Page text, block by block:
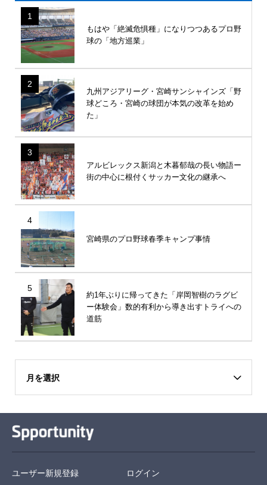
1
もはや「絶滅危惧種」になりつつあるプロ野
球の「地方巡業」
2
九州アジアリーグ・宮崎サンシャインズ「野
球どころ・宮崎の球団が本気の改革を始め
た」
3
アルビレックス新潟と木暮郁哉の長い物語ー
街の中心に根付くサッカー文化の継承へ
4
宮崎県のプロ野球春季キャンプ事情
5
約1年ぶりに帰ってきた「岸岡智樹のラグビ
ー体験会」数的有利から導き出すトライへの
道筋
月を選択
ユーザー新規登録 ログイン